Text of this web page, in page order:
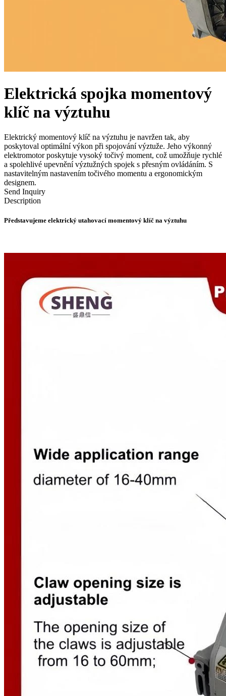
Elektrická spojka momentový
klíč na výztuhu
Elektrický momentový klíč na výztuhu je navržen tak, aby
poskytoval optimální výkon při spojování výztuže. Jeho výkonný
elektromotor poskytuje vysoký točivý moment, což umožňuje rychlé
a spolehlivé upevnění výztužných spojek s přesným ovládáním. S
nastavitelným nastavením točivého momentu a ergonomickým
designem.
Send Inquiry
Description
Představujeme elektrický utahovací momentový klíč na výztuhu